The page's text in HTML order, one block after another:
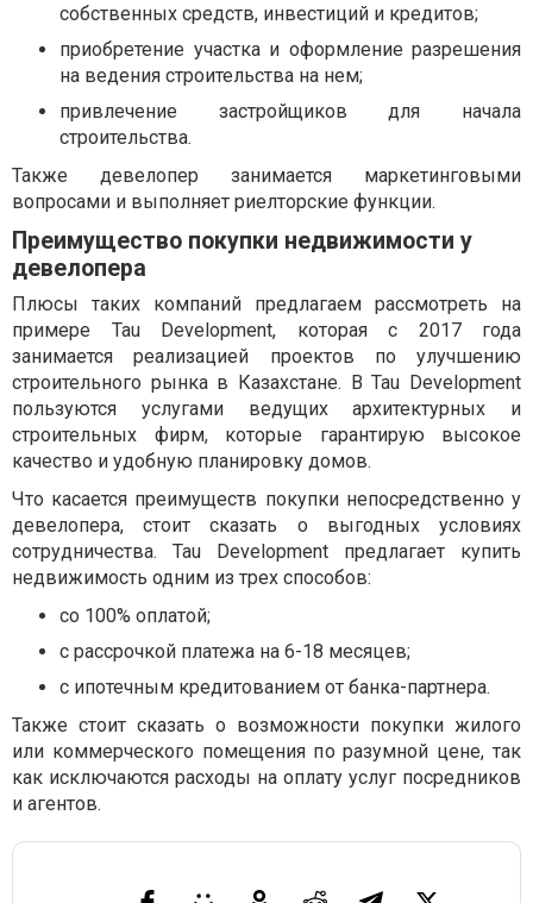
собственных средств, инвестиций и кредитов;
приобретение участка и оформление разрешения
на ведения строительства на нем;
привлечение застройщиков для начала
строительства.
Также девелопер занимается маркетинговыми
вопросами и выполняет риелторские функции.
Преимущество покупки недвижимости у
девелопера
Плюсы таких компаний предлагаем рассмотреть на
примере Tau Development, которая с 2017 года
занимается реализацией проектов по улучшению
строительного рынка в Казахстане. В Tau Development
пользуются услугами ведущих архитектурных и
строительных фирм, которые гарантирую высокое
качество и удобную планировку домов.
Что касается преимуществ покупки непосредственно у
девелопера, стоит сказать о выгодных условиях
сотрудничества. Tau Development предлагает купить
недвижимость одним из трех способов:
со 100% оплатой;
с рассрочкой платежа на 6-18 месяцев;
с ипотечным кредитованием от банка-партнера.
Также стоит сказать о возможности покупки жилого
или коммерческого помещения по разумной цене, так
как исключаются расходы на оплату услуг посредников
и агентов.